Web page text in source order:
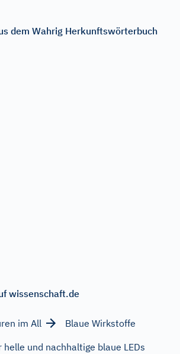
dem Wahrig Herkunftswörterbuch
wissenschaft.de
im All
Blaue Wirkstoffe
und nachhaltige blaue LEDs